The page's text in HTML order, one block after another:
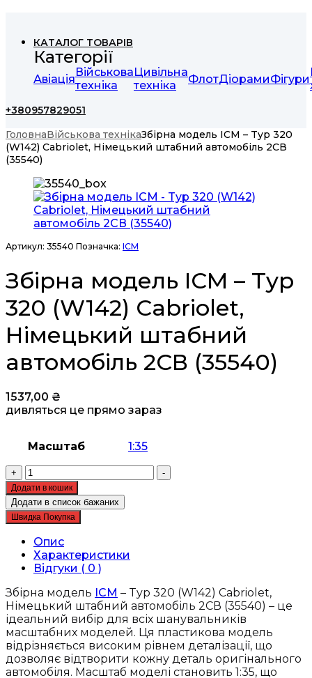
КАТАЛОГ ТОВАРІВ
Категорії
АвіаціяВійськова
техніка
Цивільна
техніка
ФлотДіорамиФігури
+380957829051
ГоловнаВійськова технікаЗбірна модель ICM – Typ 320
(W142) Cabriolet, Німецький штабний автомобіль 2СВ
(35540)
Артикул: 35540 Позначка: ICM
Збірна модель ICM – Typ
320 (W142) Cabriolet,
Німецький штабний
автомобіль 2СВ (35540)
1537,00 ₴
дивляться це прямо зараз
Масштаб 1:35
+
Збірна
модель
ICM
-
Typ
320
(W142)
Cabriolet,
Німецький
штабний
автомобіль
2СВ
(35540)
кількість
-
Додати в кошик
Додати в список бажаних
Швидка Покупка
Опис
Характеристики
Відгуки ( 0 )
Збірна модель ICM – Typ 320 (W142) Cabriolet,
Німецький штабний автомобіль 2СВ (35540) – це
ідеальний вибір для всіх шанувальників
масштабних моделей. Ця пластикова модель
відрізняється високим рівнем деталізації, що
дозволяє відтворити кожну деталь оригінального
автомобіля. Масштаб моделі становить 1:35, що